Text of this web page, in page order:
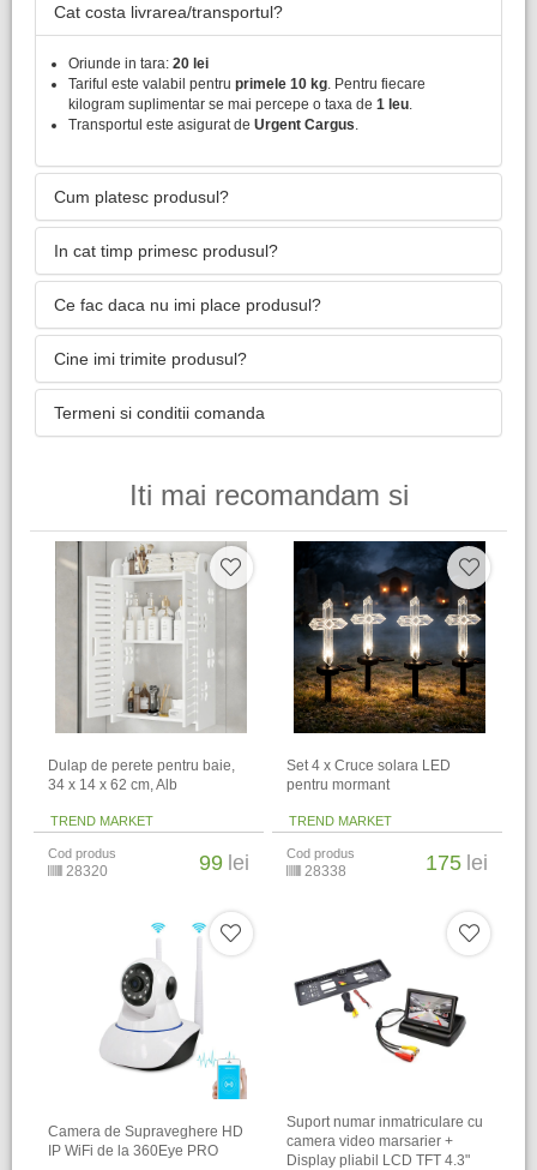
Cat costa livrarea/transportul?
Oriunde in tara: 20 lei
Tariful este valabil pentru primele 10 kg . Pentru fiecare
kilogram suplimentar se mai percepe o taxa de 1 leu
Transportul este asigurat de Urgent Cargus
Cum platesc produsul?
In cat timp primesc produsul?
Ce fac daca nu imi place produsul?
Cine imi trimite produsul?
Termeni si conditii comanda
Iti mai recomandam si
Dulap de perete pentru baie,
34 x 14 x 62 cm​, Alb
TREND MARKET
Cod produs
28320 99 lei
Set 4 x Cruce solara LED
pentru mormant
TREND MARKET
Cod produs
28338 175 lei
Camera de Supraveghere HD
IP WiFi de la 360Eye PRO
Suport numar inmatriculare cu
camera video marsarier +
Display pliabil LCD TFT 4.3"